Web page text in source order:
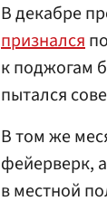
В декабре
признался
к поджогам
пытался
В том же
фейерверк,
в местной